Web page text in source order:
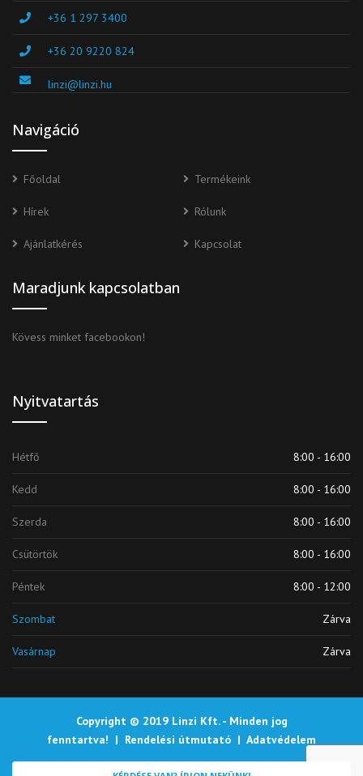
+36 1 297 3400
+36 20 9220 824
linzi@linzi.hu
Navigáció
Főoldal Termékeink
Hírek Rólunk
Ajánlatkérés Kapcsolat
Maradjunk kapcsolatban
Kövess minket facebookon!
Nyitvatartás
Hétfő 8:00 - 16:00
Kedd 8:00 - 16:00
Szerda 8:00 - 16:00
Csütörtök 8:00 - 16:00
Péntek 8:00 - 12:00
Szombat Zárva
Vasárnap Zárva
Copyright © 2019 Linzi Kft. - Minden jog
fenntartva! | Rendelési útmutató | Adatvédelem